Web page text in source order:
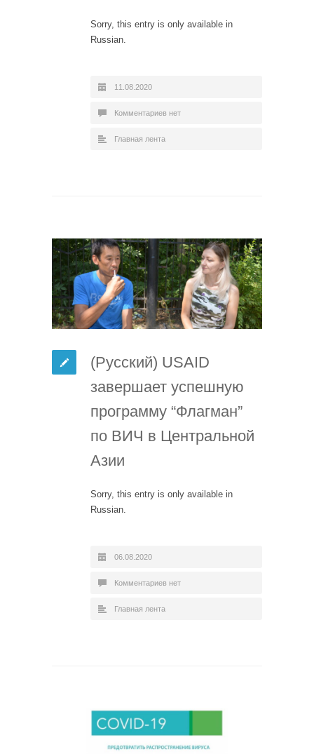
Sorry, this entry is only available in
Russian.
11.08.2020
Комментариев нет
Главная лента
(Русский) USAID
завершает успешную
программу “Флагман”
по ВИЧ в Центральной
Азии
Sorry, this entry is only available in
Russian.
06.08.2020
Комментариев нет
Главная лента